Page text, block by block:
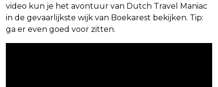
video kun je het avontuur van Dutch Travel Maniac
in de gevaarlijkste wijk van Boekarest bekijken. Tip:
ga er even goed voor zitten.